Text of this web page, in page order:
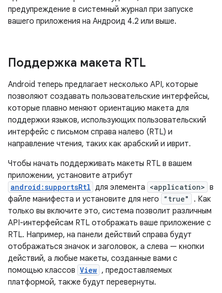
предупреждение в системный журнал при запуске
вашего приложения на Андроид 4.2 или выше.
Поддержка макета RTL
Android теперь предлагает несколько API, которые
позволяют создавать пользовательские интерфейсы,
которые плавно меняют ориентацию макета для
поддержки языков, использующих пользовательский
интерфейс с письмом справа налево (RTL) и
направление чтения, таких как арабский и иврит.
Чтобы начать поддерживать макеты RTL в вашем
приложении, установите атрибут
android:supportsRtl для элемента <application> в
файле манифеста и установите для него
“true"
. Как
только вы включите это, система позволит различным
API-интерфейсам RTL отображать ваше приложение с
RTL. Например, на панели действий справа будут
отображаться значок и заголовок, а слева — кнопки
действий, а любые макеты, созданные вами с
помощью классов View , предоставляемых
платформой, также будут перевернуты.